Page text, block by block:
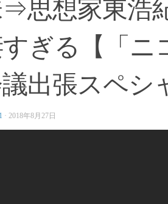
思想家東浩
ぎる【「ニ
出張スペシ
· 2018年8月27日